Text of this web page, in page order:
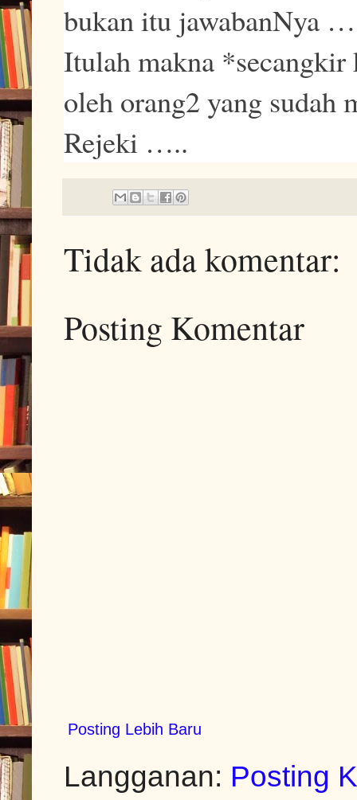
bukan itu jawabanNya
Itulah makna
oleh orang2 yang
Rejeki …..
Tidak ada komentar:
Posting Komentar
Posting Lebih Baru
Langganan: Posting